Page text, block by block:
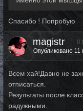
Спасибо ! Попробую
magistr
Опубликовано 11
Всем хай!Давно не
отписаться.
Результаты после
радужными.